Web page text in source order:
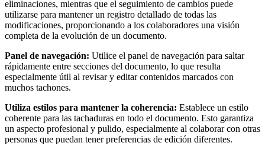
eliminaciones, mientras que el seguimiento de cambios puede
utilizarse para mantener un registro detallado de todas las
modificaciones, proporcionando a los colaboradores una visión
completa de la evolución de un documento.
Panel de navegación: Utilice el panel de navegación para saltar
rápidamente entre secciones del documento, lo que resulta
especialmente útil al revisar y editar contenidos marcados con
muchos tachones.
Utiliza estilos para mantener la coherencia: Establece un estilo
coherente para las tachaduras en todo el documento. Esto garantiza
un aspecto profesional y pulido, especialmente al colaborar con otras
personas que puedan tener preferencias de edición diferentes.